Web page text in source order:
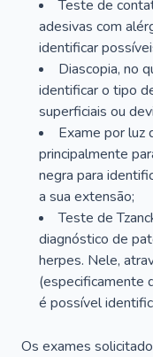
Teste de
adesivas com
identificar
Diascopia, no
identificar o tipo
superficiais ou
Exame por luz
principalmente
negra para
a sua extensão;
Teste de
diagnóstico de
herpes. Nele,
(especificamente
é possível
Os exames